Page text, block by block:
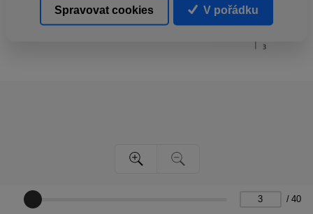
/ 40
Spravovat cookies V pořádku